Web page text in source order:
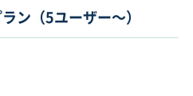
ン（5ユーザー～）